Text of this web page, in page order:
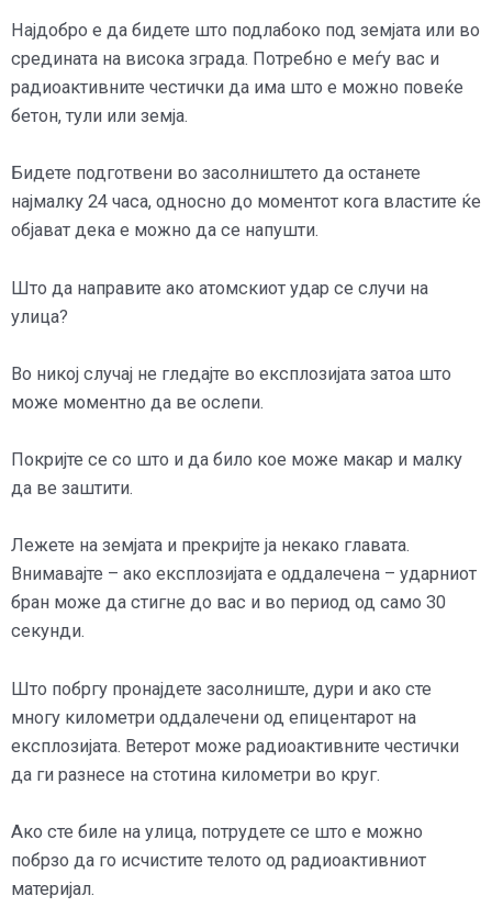
Најдобро е да бидете што подлабоко под земјата или во
средината на висока зграда. Потребно е меѓу вас и
радиоактивните честички да има што е можно повеќе
бетон, тули или земја.
Бидете подготвени во засолништето да останете
најмалку 24 часа, односно до моментот кога властите ќе
објават дека е можно да се напушти.
Што да направите ако атомскиот удар се случи на
улица?
Во никој случај не гледајте во експлозијата затоа што
може моментно да ве ослепи.
Покријте се со што и да било кое може макар и малку
да ве заштити.
Лежете на земјата и прекријте ја некако главата.
Внимавајте – ако експлозијата е оддалечена – ударниот
бран може да стигне до вас и во период од само 30
секунди.
Што побргу пронајдете засолниште, дури и ако сте
многу километри оддалечени од епицентарот на
експлозијата. Ветерот може радиоактивните честички
да ги разнесе на стотина километри во круг.
Ако сте биле на улица, потрудете се што е можно
побрзо да го исчистите телото од радиоактивниот
материјал.